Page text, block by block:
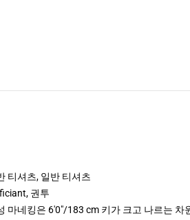
티셔츠, 일반 티셔츠
권투
마네킹은 6'0"/183 cm 키가 크고 나르는 차